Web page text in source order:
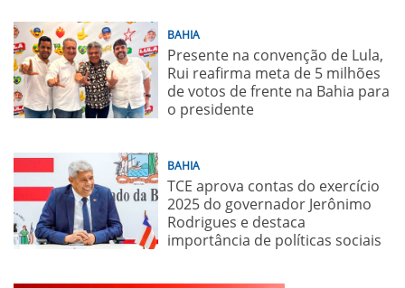
BAHIA
Presente na convenção de Lula,
Rui reafirma meta de 5 milhões
de votos de frente na Bahia para
o presidente
BAHIA
TCE aprova contas do exercício
2025 do governador Jerônimo
Rodrigues e destaca
importância de políticas sociais